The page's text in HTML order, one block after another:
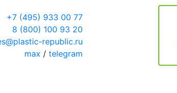
+7 (495) 933 00 77
8 (800) 100 93 20
republic.ru
max / telegram